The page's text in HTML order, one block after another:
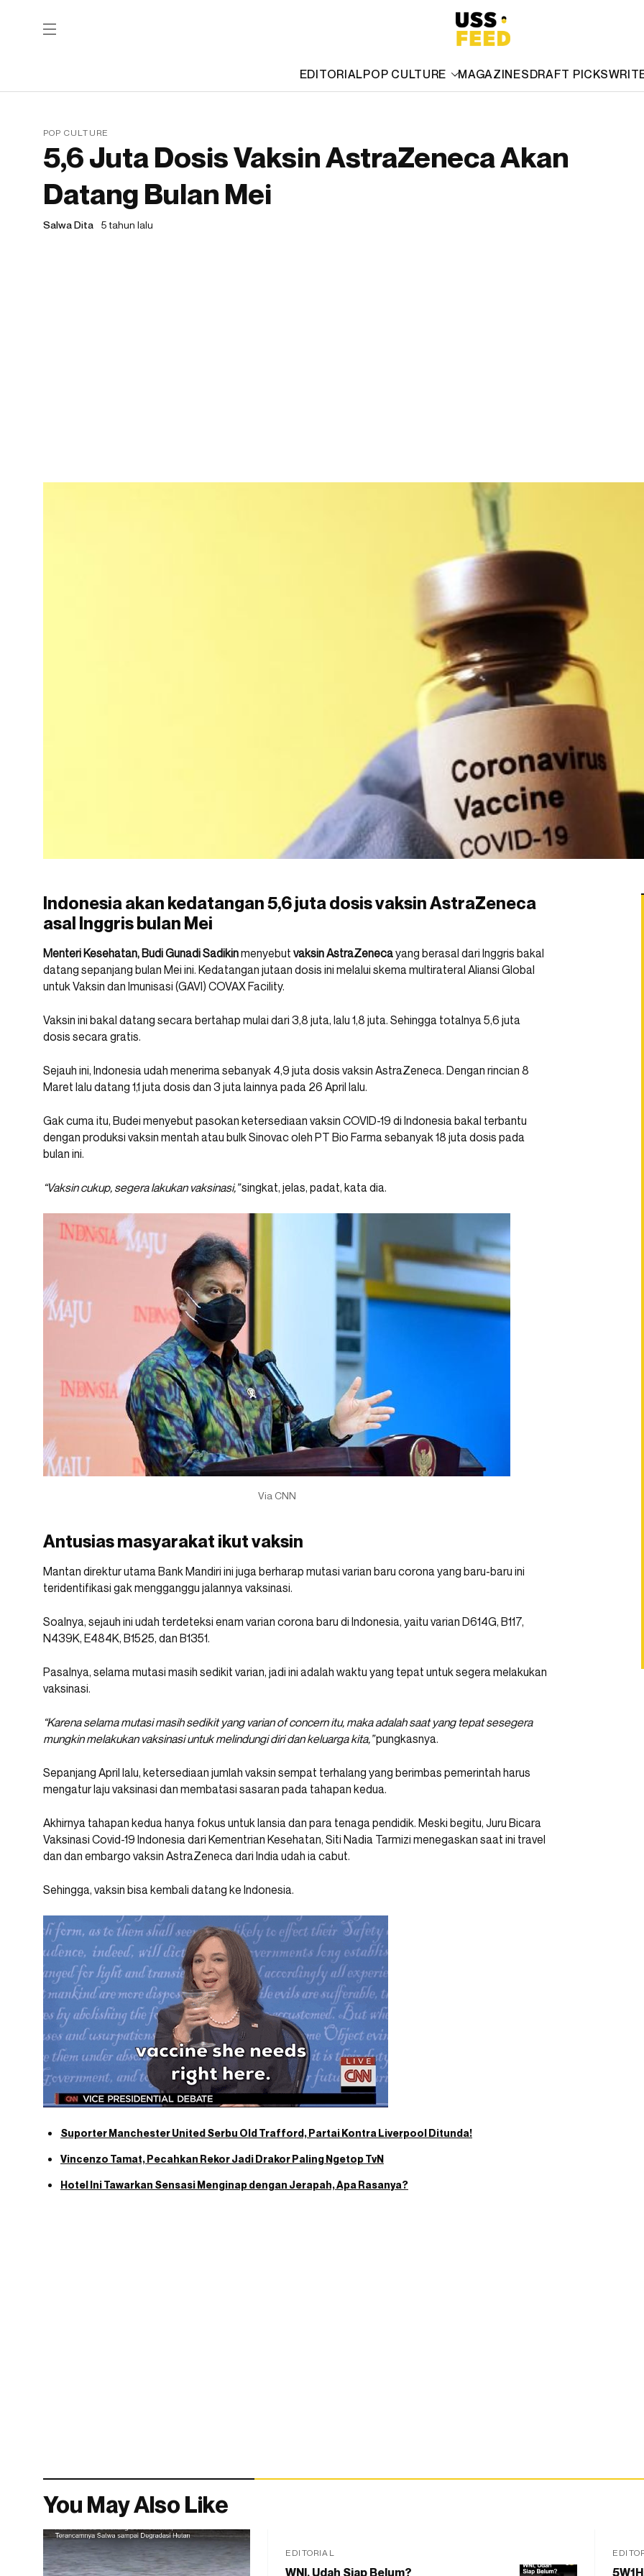
EDITORIALPOP CULTURE MAGAZINESDRAFT PICKS
POP CULTURE
5,6 Juta Dosis Vaksin AstraZeneca Akan
Datang Bulan Mei
Salwa Dita 5 tahun lalu
Indonesia akan kedatangan 5,6 juta dosis vaksin AstraZeneca
asal Inggris bulan Mei
Menteri Kesehatan, Budi Gunadi Sadikinmenyebut vaksin AstraZenecayang berasal dari Inggris bakal
datang sepanjang bulan Mei ini. Kedatangan jutaan dosis ini melalui skema multirateral Aliansi Global
untuk Vaksin dan Imunisasi (GAVI) COVAX Facility.
Vaksin ini bakal datang secara bertahap mulai dari 3,8 juta, lalu 1,8 juta. Sehingga totalnya 5,6 juta
dosis secara gratis.
Sejauh ini, Indonesia udah menerima sebanyak 4,9 juta dosis vaksin AstraZeneca. Dengan rincian 8
Maret lalu datang 1,1 juta dosis dan 3 juta lainnya pada 26 April lalu.
Gak cuma itu, Budei menyebut pasokan ketersediaan vaksin COVID-19 di Indonesia bakal terbantu
dengan produksi vaksin mentah atau bulk Sinovac oleh PT Bio Farma sebanyak 18 juta dosis pada
bulan ini.
“Vaksin cukup, segera lakukan vaksinasi,”singkat, jelas, padat, kata dia.
Via CNN
Antusias masyarakat ikut vaksin
Mantan direktur utama Bank Mandiri ini juga berharap mutasi varian baru corona yang baru-baru ini
teridentifikasi gak mengganggu jalannya vaksinasi.
Soalnya, sejauh ini udah terdeteksi enam varian corona baru di Indonesia, yaitu varian D614G, B117,
N439K, E484K, B1525, dan B1351.
Pasalnya, selama mutasi masih sedikit varian, jadi ini adalah waktu yang tepat untuk segera melakukan
vaksinasi.
“Karena selama mutasi masih sedikit yang varian of concern itu, maka adalah saat yang tepat sesegera
mungkin melakukan vaksinasi untuk melindungi diri dan keluarga kita,”pungkasnya.
Sepanjang April lalu, ketersediaan jumlah vaksin sempat terhalang yang berimbas pemerintah harus
mengatur laju vaksinasi dan membatasi sasaran pada tahapan kedua.
Akhirnya tahapan kedua hanya fokus untuk lansia dan para tenaga pendidik. Meski begitu, Juru Bicara
Vaksinasi Covid-19 Indonesia dari Kementrian Kesehatan, Siti Nadia Tarmizi menegaskan saat ini travel
dan dan embargo vaksin AstraZeneca dari India udah ia cabut.
Sehingga, vaksin bisa kembali datang ke Indonesia.
Suporter Manchester United Serbu Old Trafford, Partai Kontra Liverpool Ditunda!
Vincenzo Tamat, Pecahkan Rekor Jadi Drakor Paling Ngetop TvN
Hotel Ini Tawarkan Sensasi Menginap dengan Jerapah, Apa Rasanya?
You May Also Like
EDITORIAL
WNI, Udah Siap Belum?